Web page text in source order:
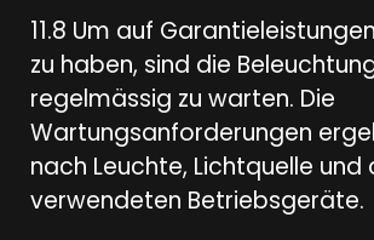
11.8 Um auf
zu haben, sind die
regelmässig zu warten. Die
Wartungsanforderungen
nach Leuchte, Lichtquelle und
verwendeten Betriebsgeräte.